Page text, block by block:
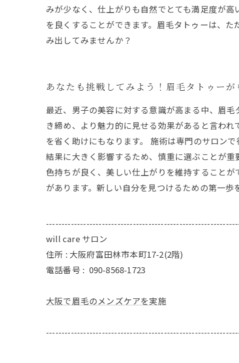
みが少なく、仕上がりも自然でとても満足度が
を良くすることができます。眉毛タトゥーは、
み出してみませんか？
あなたも挑戦してみよう！眉毛タトゥー
最近、男子の美容に対する意識が高まる中、眉
き締め、より魅力的に見せる効果があると言わ
を省く助けにもなります。 施術は専門のサロン
結果に大きく影響するため、慎重に選ぶことが重
色持ちが良く、美しい仕上がりを維持すること
があります。新しい自分を見つけるための第一歩
will care サロン
住所 : 大阪府富田林市本町17-2(2階)
電話番号 : 090-8568-1723
大阪で眉毛のメンズケアを実施